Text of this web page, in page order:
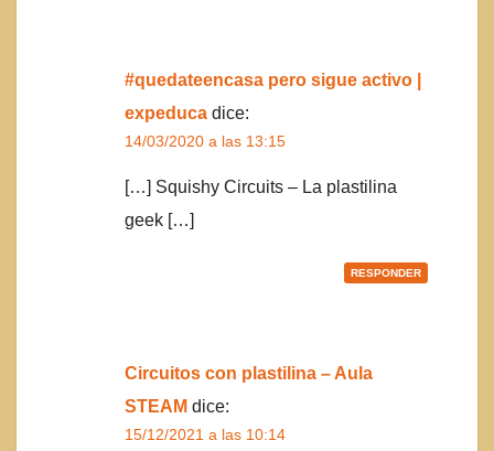
#quedateencasa pero sigue activo |
expeduca dice:
14/03/2020 a las 13:15
[…] Squishy Circuits – La plastilina
geek […]
RESPONDER
Circuitos con plastilina – Aula
STEAM dice:
15/12/2021 a las 10:14